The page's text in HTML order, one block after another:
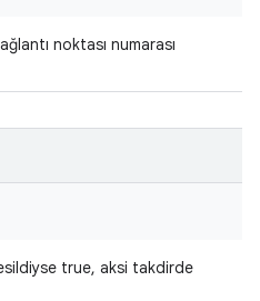
noktası numarası
true, aksi takdirde